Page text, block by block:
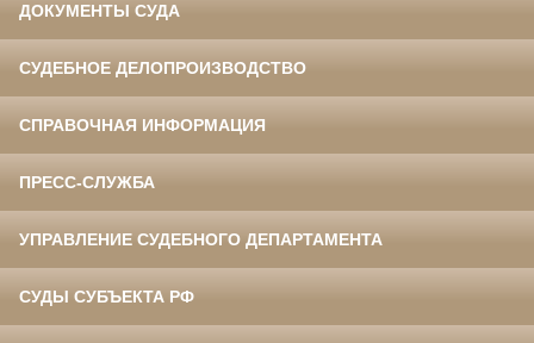
ДОКУМЕНТЫ СУДА
СУДЕБНОЕ ДЕЛОПРОИЗВОДСТВО
СПРАВОЧНАЯ ИНФОРМАЦИЯ
ПРЕСС-СЛУЖБА
УПРАВЛЕНИЕ СУДЕБНОГО ДЕПАРТАМЕНТА
СУДЫ СУБЪЕКТА РФ